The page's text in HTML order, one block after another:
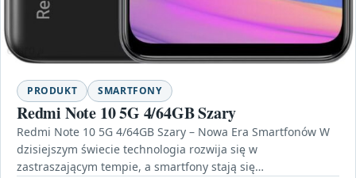
PRODUKT SMARTFONY
Redmi Note 10 5G 4/64GB Szary
Redmi Note 10 5G 4/64GB Szary – Nowa Era Smartfonów W
dzisiejszym świecie technologia rozwija się w
zastraszającym tempie, a smartfony stają się